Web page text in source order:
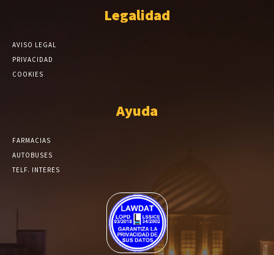
Legalidad
AVISO LEGAL
PRIVACIDAD
COOKIES
Ayuda
FARMACIAS
AUTOBUSES
TELF. INTERES